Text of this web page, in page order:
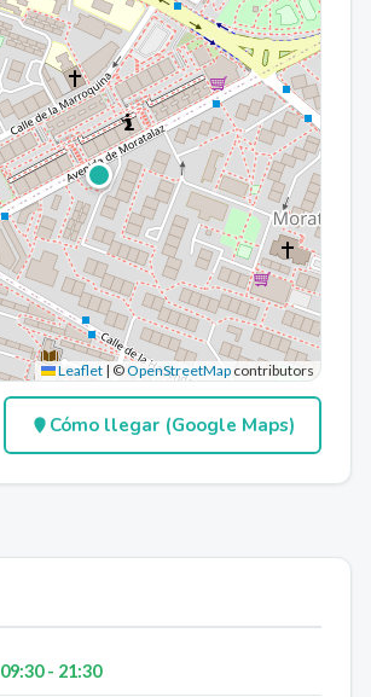
Leaflet | ©OpenStreetMap contributors
Cómo llegar (Google Maps)
09:30 - 21:30